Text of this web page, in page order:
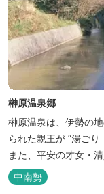
榊原温泉郷
榊原温泉は、伊勢の
られた親王が ”湯ごり
また、平安の才女・
の呼び名＞と称えて
ることもあって、恋
中南勢